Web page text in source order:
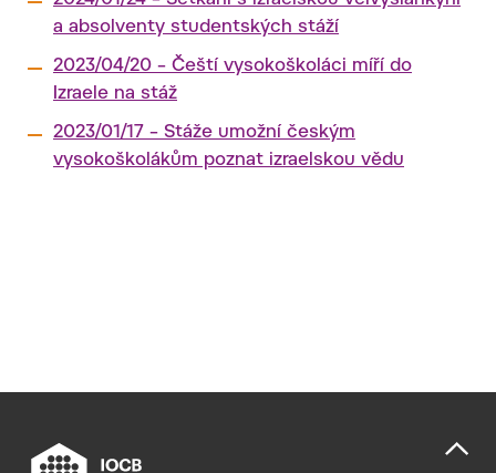
a absolventy studentských stáží
2023/04/20 – Čeští vysokoškoláci míří do
Izraele na stáž
2023/01/17 – Stáže umožní českým
vysokoškolákům poznat izraelskou vědu